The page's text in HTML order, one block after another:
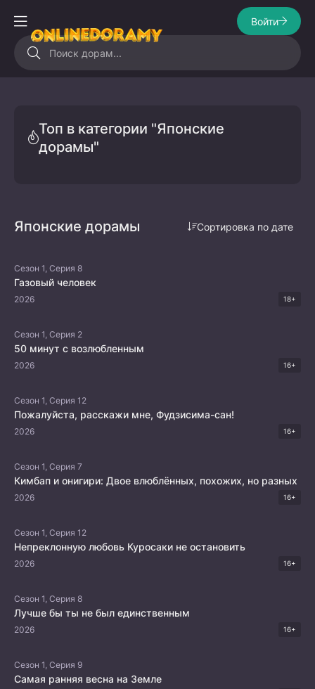
Войти
Топ в категории "Японские
дорамы"
Японские дорамы Сортировка по дате
Сезон 1, Серия 8
Газовый человек
2026 18+
Сезон 1, Серия 2
50 минут с возлюбленным
2026 16+
Сезон 1, Серия 12
Пожалуйста, расскажи мне, Фудзисима-сан!
2026 16+
Сезон 1, Серия 7
Кимбап и онигири: Двое влюблённых, похожих, но разных
2026 16+
Сезон 1, Серия 12
Непреклонную любовь Куросаки не остановить
2026 16+
Сезон 1, Серия 8
Лучше бы ты не был единственным
2026 16+
Сезон 1, Серия 9
Самая ранняя весна на Земле